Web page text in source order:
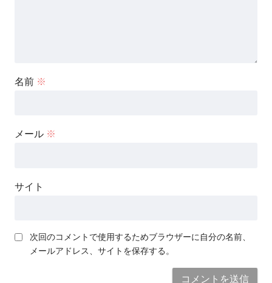
名前 ※
メール ※
サイト
次回のコメントで使用するためブラウザーに自分の名前、
メールアドレス、サイトを保存する。